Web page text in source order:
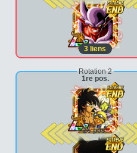
3 liens
Rotation 2
1re pos.
2e pos.